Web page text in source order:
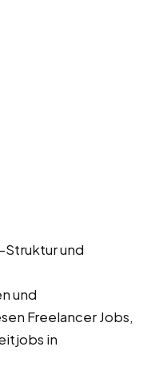
und
und
Freelancer Jobs,
in